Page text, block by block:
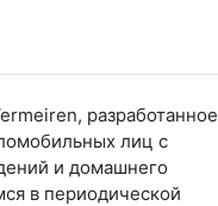
разработанное
лиц с
и домашнего
в периодической